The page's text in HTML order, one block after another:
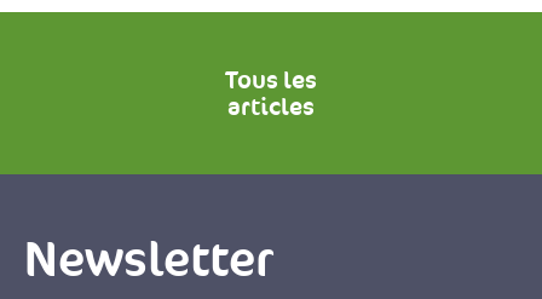
Tous les
articles
Newsletter